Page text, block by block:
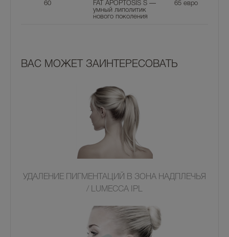
60
FAT APOPTOSIS S —
умный липолитик
нового поколения
65евро
ВАС МОЖЕТ ЗАИНТЕРЕСОВАТЬ
УДАЛЕНИЕ ПИГМЕНТАЦИЙ В ЗОНА НАДПЛЕЧЬЯ
/ LUMECCA IPL